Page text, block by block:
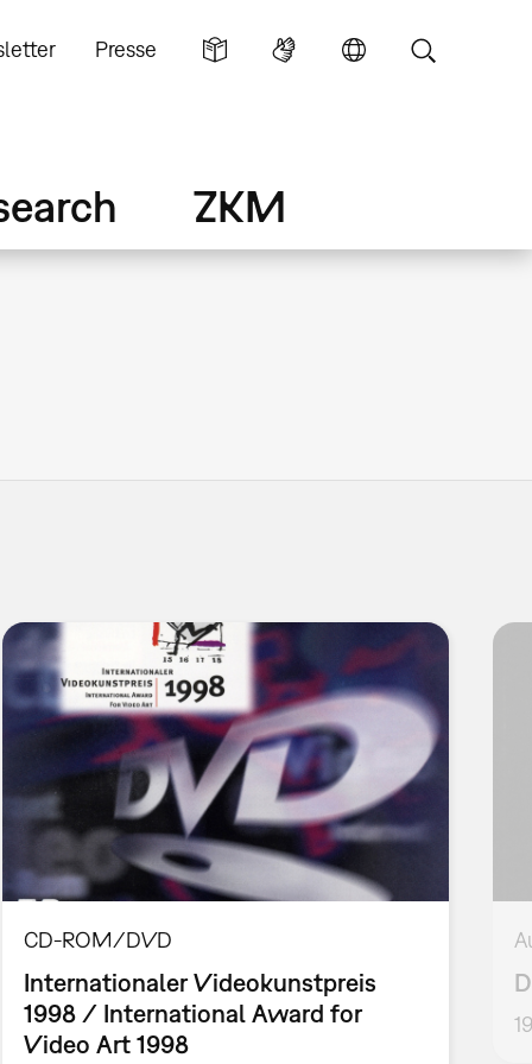
Presse
ZKM
CD-ROM/DVD
Internationaler Videokunstpreis
1998 / International Award for
Video Art 1998